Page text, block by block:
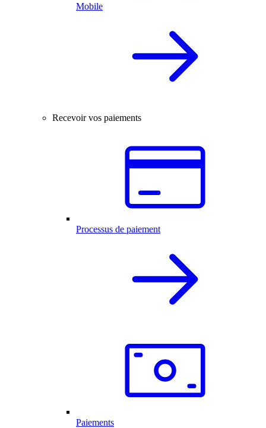
Mobile
Recevoir vos paiements
Processus de paiement
Paiements